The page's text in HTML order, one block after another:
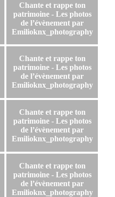
Chante et rappe ton
patrimoine - Les photos
de l’évènement par
Emilioknx_photography
Chante et rappe ton
patrimoine - Les photos
de l’évènement par
Emilioknx_photography
Chante et rappe ton
patrimoine - Les photos
de l’évènement par
Emilioknx_photography
Chante et rappe ton
patrimoine - Les photos
de l’évènement par
Emilioknx_photography